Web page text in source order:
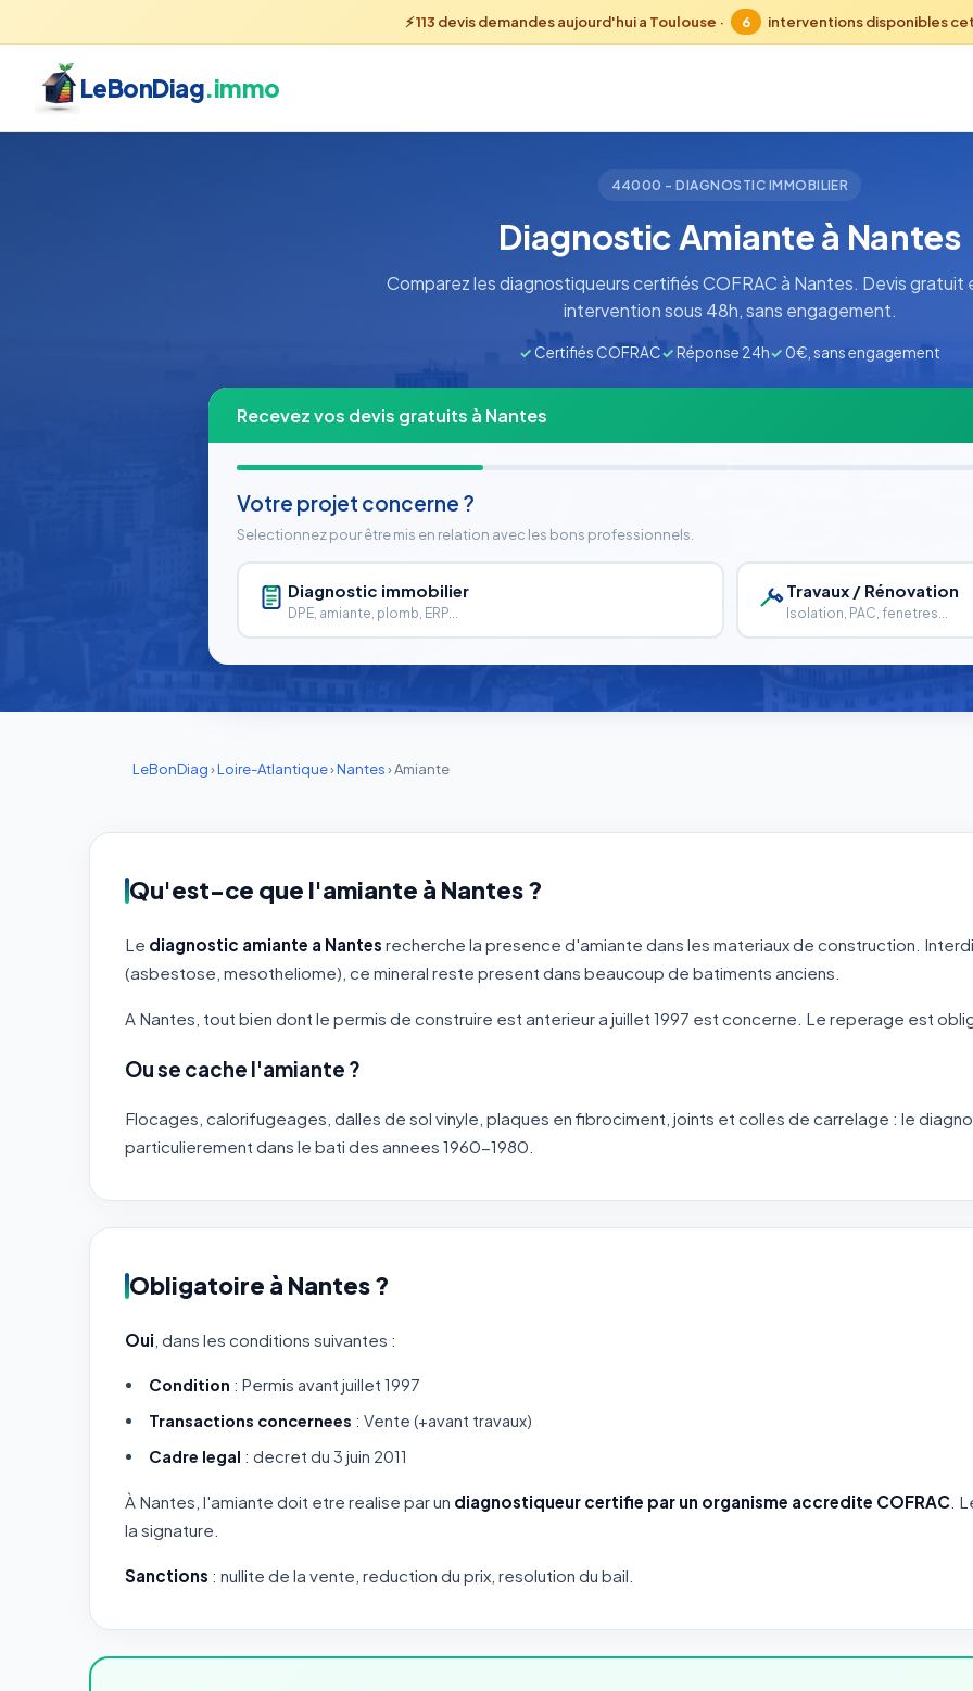
⚡113 devis demandes aujourd'hui a Toulouse · 6 interventions disponibles
LeBonDiag.immo
44000 - DIAGNOSTIC IMMOBILIER
Diagnostic Amiante à Nantes
Comparez les diagnostiqueurs certifiés COFRAC à Nantes. Devis gratuit
intervention sous 48h, sans engagement.
✓Certifiés COFRAC✓Réponse 24h✓ 0€, sans engagement
Recevez vos devis gratuits à Nantes
Votre projet concerne ?
Selectionnez pour être mis en relation avec les bons professionnels.
Diagnostic immobilier
DPE, amiante, plomb, ERP...
Travaux / Rénovation
Isolation, PAC, fenetres...
LeBonDiag›Loire-Atlantique›Nantes›Amiante
Qu'est-ce que l'amiante à Nantes ?
Le diagnostic amiante a Nantes recherche la presence d'amiante dans les materiaux de construction.
(asbestose, mesotheliome), ce mineral reste present dans beaucoup de batiments anciens.
A Nantes, tout bien dont le permis de construire est anterieur a juillet 1997 est concerne. Le reperage est
Ou se cache l'amiante ?
Flocages, calorifugeages, dalles de sol vinyle, plaques en fibrociment, joints et colles de carrelage : le
particulierement dans le bati des annees 1960-1980.
Obligatoire à Nantes ?
Oui , dans les conditions suivantes :
Condition : Permis avant juillet 1997
Transactions concernees : Vente (+avant travaux)
Cadre legal : decret du 3 juin 2011
À Nantes, l'amiante doit etre realise par un diagnostiqueur certifie par un organisme accredite COFRAC .
la signature.
Sanctions : nullite de la vente, reduction du prix, resolution du bail.